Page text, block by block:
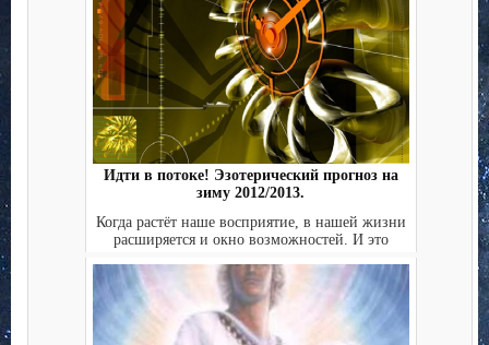
Идти в потоке! Эзотерический прогноз на
зиму 2012/2013.
Когда растёт наше восприятие, в нашей жизни
расширяется и окно возможностей. И это